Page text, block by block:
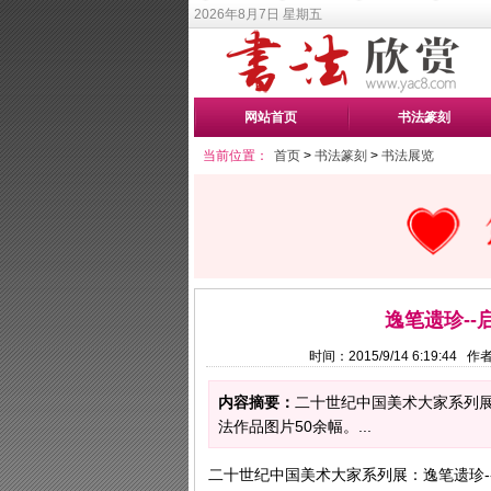
2026年8月7日 星期五
网站首页 书法篆刻
当前位置： 首页 > 书法篆刻 > 书法展览
逸笔遗珍--
时间：2015/9/14 6:19:44 作
内容摘要： 二十世纪中国美术大家系列
法作品图片50余幅。...
二十世纪中国美术大家系列展：逸笔遗